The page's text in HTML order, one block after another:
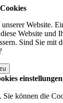
Website.
Website und
Sind Sie mit
einstellungen
können die